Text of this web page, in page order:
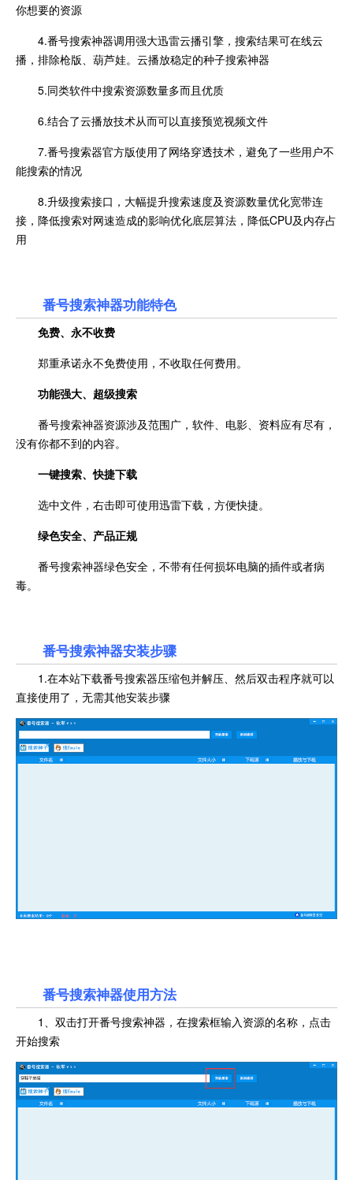
你想要的资源
4.番号搜索神器调用强大迅雷云播引擎，搜索结果可在线云
播，排除枪版、葫芦娃。云播放稳定的种子搜索神器
5.同类软件中搜索资源数量多而且优质
6.结合了云播放技术从而可以直接预览视频文件
7.番号搜索器官方版使用了网络穿透技术，避免了一些用户不
能搜索的情况
8.升级搜索接口，大幅提升搜索速度及资源数量优化宽带连
接，降低搜索对网速造成的影响优化底层算法，降低CPU及内存占
用
番号搜索神器功能特色
免费、永不收费
郑重承诺永不免费使用，不收取任何费用。
功能强大、超级搜索
番号搜索神器资源涉及范围广，软件、电影、资料应有尽有，
没有你都不到的内容。
一键搜索、快捷下载
选中文件，右击即可使用迅雷下载，方便快捷。
绿色安全、产品正规
番号搜索神器绿色安全，不带有任何损坏电脑的插件或者病
毒。
番号搜索神器安装步骤
1.在本站下载番号搜索器压缩包并解压、然后双击程序就可以
直接使用了，无需其他安装步骤
番号搜索神器使用方法
1、双击打开番号搜索神器，在搜索框输入资源的名称，点击
开始搜索